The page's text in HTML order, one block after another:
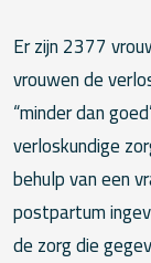
Er zijn 2377
vrouwen de
“minder dan
verloskundige
behulp van een
postpartum
de zorg die